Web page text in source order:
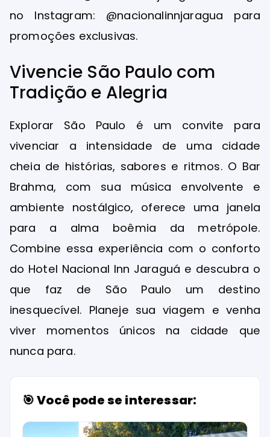
no Instagram: @nacionalinnjaragua para
promoções exclusivas.
Vivencie São Paulo com
Tradição e Alegria
Explorar São Paulo é um convite para
vivenciar a intensidade de uma cidade
cheia de histórias, sabores e ritmos. O Bar
Brahma, com sua música envolvente e
ambiente nostálgico, oferece uma janela
para a alma boêmia da metrópole.
Combine essa experiência com o conforto
do Hotel Nacional Inn Jaraguá e descubra o
que faz de São Paulo um destino
inesquecível. Planeje sua viagem e venha
viver momentos únicos na cidade que
nunca para.
🎯 Você pode se interessar: